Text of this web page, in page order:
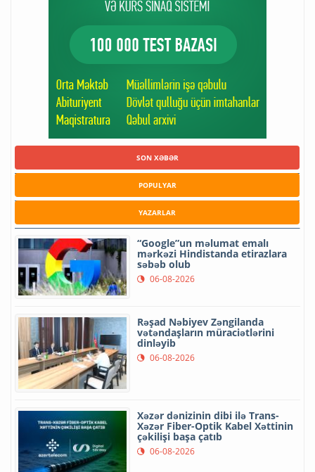
SON XƏBƏR
POPULYAR
YAZARLAR
“Google”un məlumat emalı
mərkəzi Hindistanda etirazlara
səbəb olub
06-08-2026
Rəşad Nəbiyev Zəngilanda
vətəndaşların müraciətlərini
dinləyib
06-08-2026
Xəzər dənizinin dibi ilə Trans-
Xəzər Fiber-Optik Kabel Xəttinin
çəkilişi başa çatıb
06-08-2026